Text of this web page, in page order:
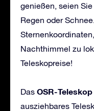
genießen, seien
Regen oder
Nachthimmel zu
Teleskopreise!
Das OSR-Teleskop
ausziehbares